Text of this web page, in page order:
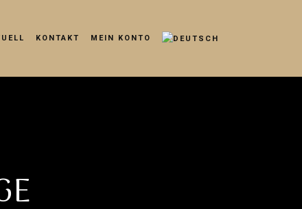
KONTAKT MEIN KONTO